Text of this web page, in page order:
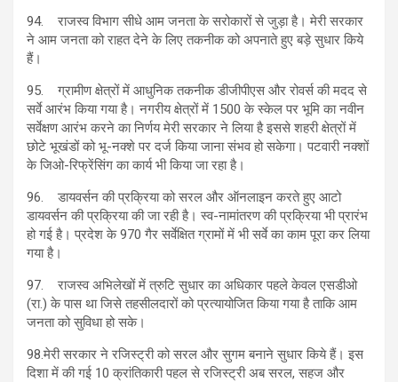
94. राजस्व विभाग सीधे आम जनता के सरोकारों से जुड़ा है। मेरी सरकार
ने आम जनता को राहत देने के लिए तकनीक को अपनाते हुए बड़े सुधार किये
हैं।
95. ग्रामीण क्षेत्रों में आधुनिक तकनीक डीजीपीएस और रोवर्स की मदद से
सर्वे आरंभ किया गया है। नगरीय क्षेत्रों में 1500 के स्केल पर भूमि का नवीन
सर्वेक्षण आरंभ करने का निर्णय मेरी सरकार ने लिया है इससे शहरी क्षेत्रों में
छोटे भूखंडों को भू-नक्शे पर दर्ज किया जाना संभव हो सकेगा। पटवारी नक्शों
के जिओ-रिफ्रेंसिंग का कार्य भी किया जा रहा है।
96. डायवर्सन की प्रक्रिया को सरल और ऑनलाइन करते हुए आटो
डायवर्सन की प्रक्रिया की जा रही है। स्व-नामांतरण की प्रक्रिया भी प्रारंभ
हो गई है। प्रदेश के 970 गैर सर्वेक्षित ग्रामों में भी सर्वे का काम पूरा कर लिया
गया है।
97. राजस्व अभिलेखों में त्रुटि सुधार का अधिकार पहले केवल एसडीओ
(रा.) के पास था जिसे तहसीलदारों को प्रत्यायोजित किया गया है ताकि आम
जनता को सुविधा हो सके।
98.मेरी सरकार ने रजिस्ट्री को सरल और सुगम बनाने सुधार किये हैं। इस
दिशा में की गई 10 क्रांतिकारी पहल से रजिस्ट्री अब सरल, सहज और